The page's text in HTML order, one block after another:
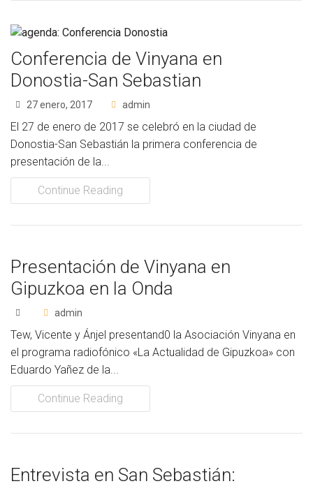
Conferencia de Vinyana en
Donostia-San Sebastian
27 enero, 2017 admin
El 27 de enero de 2017 se celebró en la ciudad de
Donostia-San Sebastián la primera conferencia de
presentación de la...
Continue Reading
Presentación de Vinyana en
Gipuzkoa en la Onda
admin
Tew, Vicente y Ánjel presentand0 la Asociación Vinyana en
el programa radiofónico «La Actualidad de Gipuzkoa» con
Eduardo Yañez de la...
Continue Reading
Entrevista en San Sebastián: